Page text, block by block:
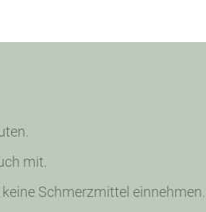
mit.
Schmerzmittel einnehmen.